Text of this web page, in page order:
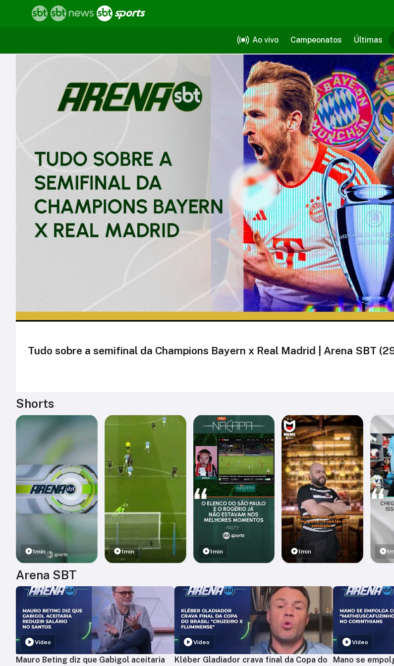
Ao vivo Campeonatos Últimas
Vídeos
Tudo sobre a semifinal da Champions Bayern x Real Madrid | Arena SBT
Shorts
1min 1min 1min 1min
Arena SBT
Vídeo
Mauro Beting diz que Gabigol aceitaria
Vídeo
Kléber Gladiador crava final da Copa do
Vídeo
Mano se